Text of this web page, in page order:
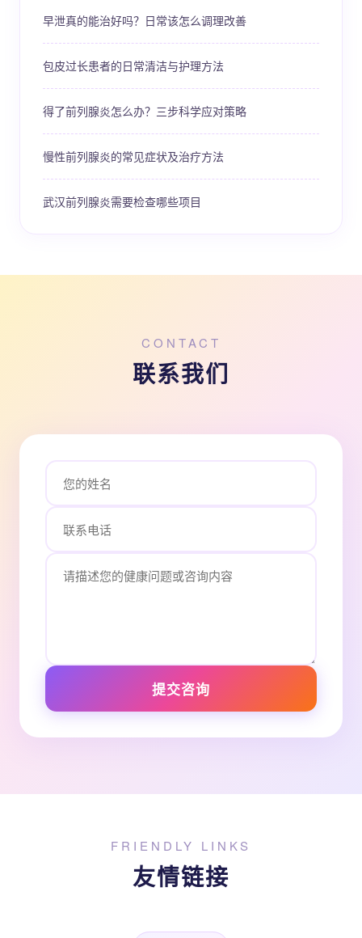
早泄真的能治好吗？日常该怎么调理改善
包皮过长患者的日常清洁与护理方法
得了前列腺炎怎么办？三步科学应对策略
慢性前列腺炎的常见症状及治疗方法
武汉前列腺炎需要检查哪些项目
CONTACT
联系我们
提交咨询
FRIENDLY LINKS
友情链接